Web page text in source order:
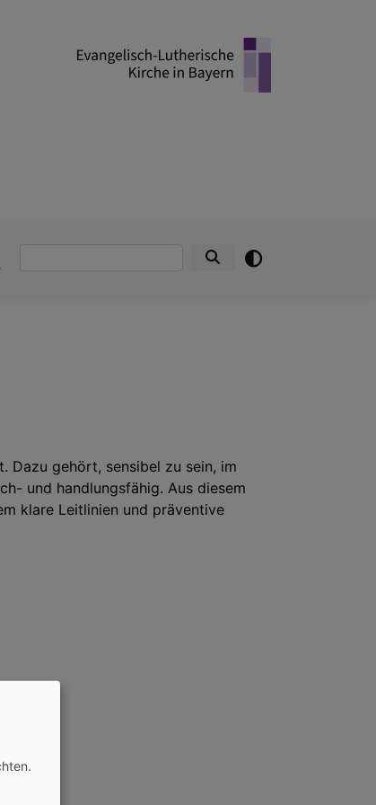
Dazu gehört, sensibel zu sein, im
und handlungsfähig. Aus diesem
klare Leitlinien und präventive